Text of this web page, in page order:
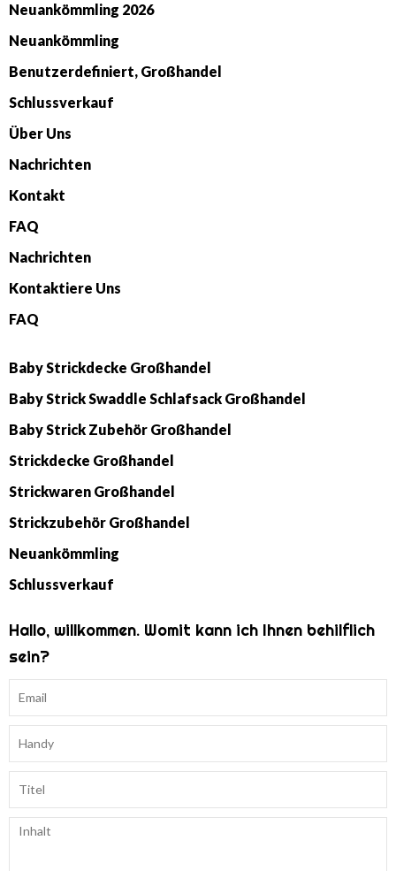
Neuankömmling 2026
Neuankömmling
Benutzerdefiniert, Großhandel
Schlussverkauf
Über Uns
Nachrichten
Kontakt
FAQ
Nachrichten
Kontaktiere Uns
FAQ
Baby Strickdecke Großhandel
Baby Strick Swaddle Schlafsack Großhandel
Baby Strick Zubehör Großhandel
Strickdecke Großhandel
Strickwaren Großhandel
Strickzubehör Großhandel
Neuankömmling
Schlussverkauf
Hallo, willkommen. Womit kann ich Ihnen behilflich
sein?